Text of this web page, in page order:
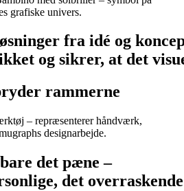
fra idé og
og sikrer, at det
rammerne
bare det pæne –
det overraskende